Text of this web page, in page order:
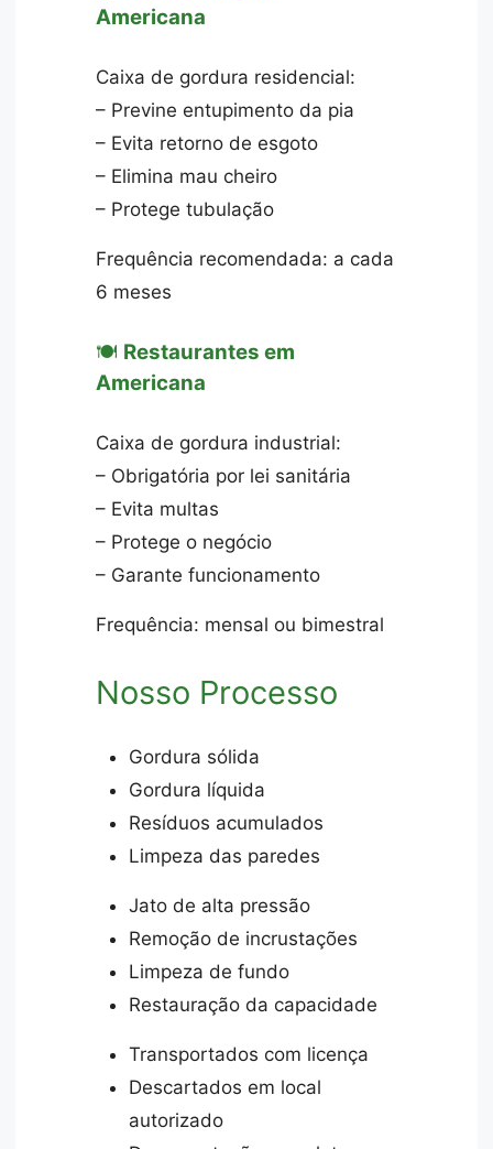
Americana
Caixa de gordura residencial:
– Previne entupimento da pia
– Evita retorno de esgoto
– Elimina mau cheiro
– Protege tubulação
Frequência recomendada: a cada
6 meses
🍽️ Restaurantes em
Americana
Caixa de gordura industrial:
– Obrigatória por lei sanitária
– Evita multas
– Protege o negócio
– Garante funcionamento
Frequência: mensal ou bimestral
Nosso Processo
Gordura sólida
Gordura líquida
Resíduos acumulados
Limpeza das paredes
Jato de alta pressão
Remoção de incrustações
Limpeza de fundo
Restauração da capacidade
Transportados com licença
Descartados em local
autorizado